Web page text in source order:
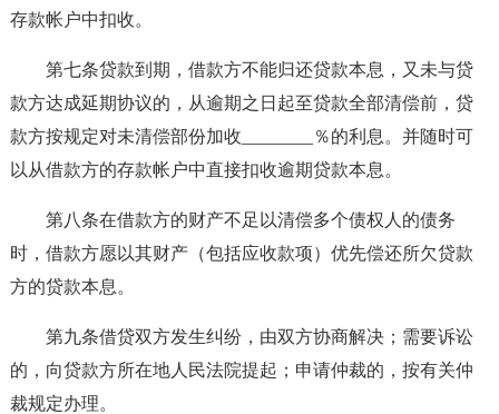
存款帐户中扣收。
第七条贷款到期，借款方不能归还贷款本息，又未与贷
款方达成延期协议的，从逾期之日起至贷款全部清偿前，贷
款方按规定对未清偿部份加收________％的利息。并随时可
以从借款方的存款帐户中直接扣收逾期贷款本息。
第八条在借款方的财产不足以清偿多个债权人的债务
时，借款方愿以其财产（包括应收款项）优先偿还所欠贷款
方的贷款本息。
第九条借贷双方发生纠纷，由双方协商解决；需要诉讼
的，向贷款方所在地人民法院提起；申请仲裁的，按有关仲
裁规定办理。